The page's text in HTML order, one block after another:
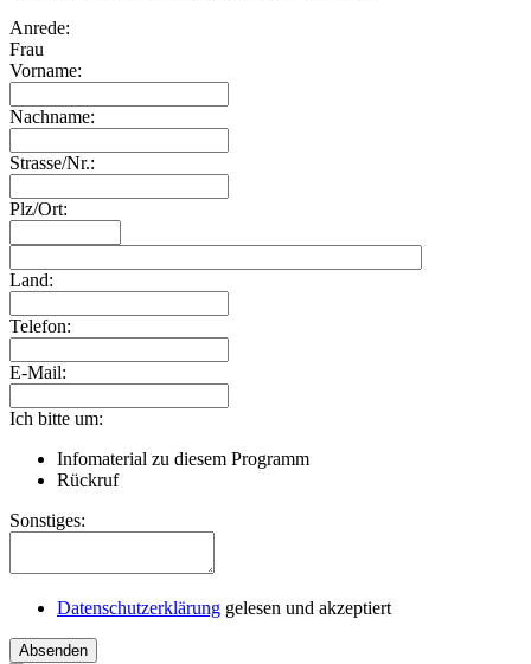
Anrede:
Frau
Vorname:
Nachname:
Strasse/Nr.:
Plz/Ort:
Land:
Telefon:
E-Mail:
Ich bitte um:
Infomaterial zu diesem Programm
Rückruf
Sonstiges:
Datenschutzerklärung gelesen und akzeptiert
Absenden